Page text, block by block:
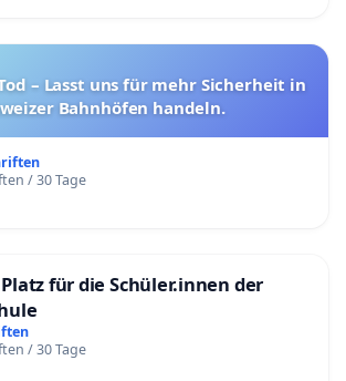
– Lasst uns für mehr Sicherheit in
Bahnhöfen handeln.
/ 30 Tage
für die Schüler.innen der
/ 30 Tage